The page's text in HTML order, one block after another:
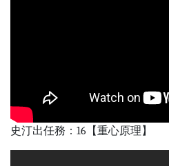
史汀出任務：16【重心原理】